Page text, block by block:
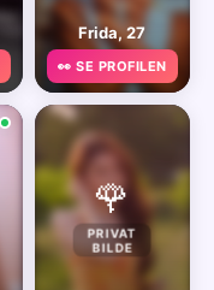
Frida, 27
👀 SE PROFILEN
🌹
PRIVAT
BILDE